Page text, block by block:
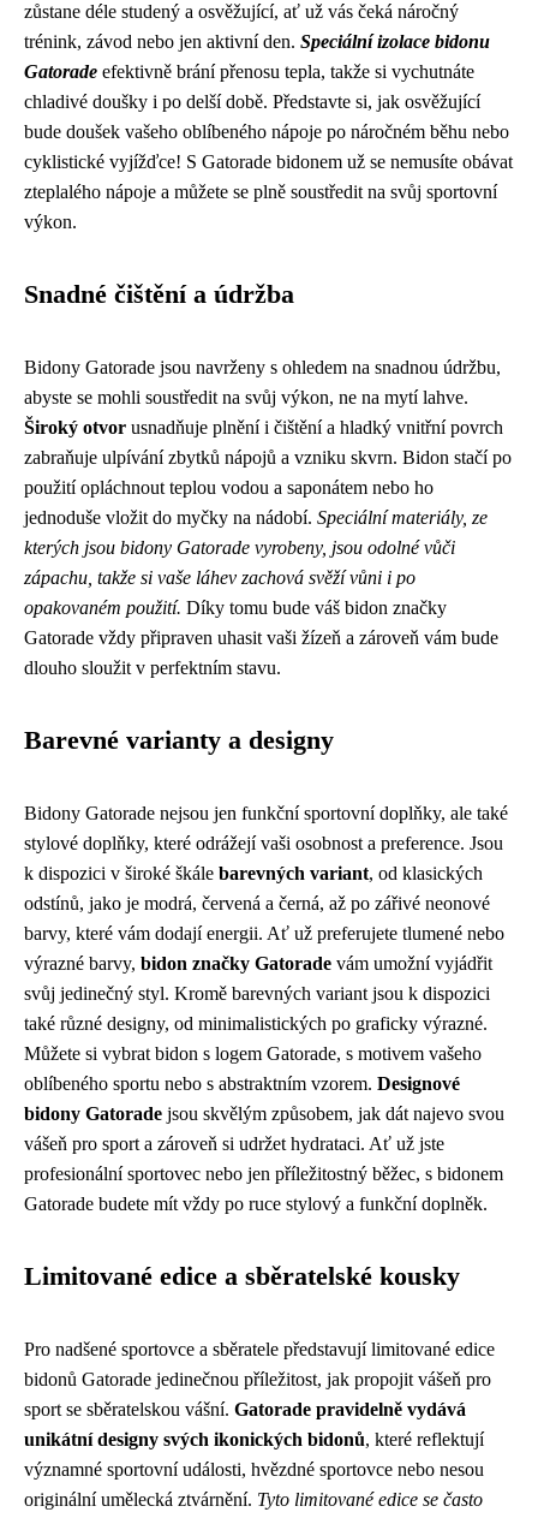
zůstane déle studený a osvěžující, ať už vás čeká náročný
trénink, závod nebo jen aktivní den. Speciální izolace bidonu
Gatorade efektivně brání přenosu tepla, takže si vychutnáte
chladivé doušky i po delší době. Představte si, jak osvěžující
bude doušek vašeho oblíbeného nápoje po náročném běhu nebo
cyklistické vyjížďce! S Gatorade bidonem už se nemusíte obávat
zteplalého nápoje a můžete se plně soustředit na svůj sportovní
výkon.
Snadné čištění a údržba
Bidony Gatorade jsou navrženy s ohledem na snadnou údržbu,
abyste se mohli soustředit na svůj výkon, ne na mytí lahve.
Široký otvor usnadňuje plnění i čištění a hladký vnitřní povrch
zabraňuje ulpívání zbytků nápojů a vzniku skvrn. Bidon stačí po
použití opláchnout teplou vodou a saponátem nebo ho
jednoduše vložit do myčky na nádobí. Speciální materiály, ze
kterých jsou bidony Gatorade vyrobeny, jsou odolné vůči
zápachu, takže si vaše láhev zachová svěží vůni i po
opakovaném použití. Díky tomu bude váš bidon značky
Gatorade vždy připraven uhasit vaši žízeň a zároveň vám bude
dlouho sloužit v perfektním stavu.
Barevné varianty a designy
Bidony Gatorade nejsou jen funkční sportovní doplňky, ale také
stylové doplňky, které odrážejí vaši osobnost a preference. Jsou
k dispozici v široké škále barevných variant, od klasických
odstínů, jako je modrá, červená a černá, až po zářivé neonové
barvy, které vám dodají energii. Ať už preferujete tlumené nebo
výrazné barvy, bidon značky Gatorade vám umožní vyjádřit
svůj jedinečný styl. Kromě barevných variant jsou k dispozici
také různé designy, od minimalistických po graficky výrazné.
Můžete si vybrat bidon s logem Gatorade, s motivem vašeho
oblíbeného sportu nebo s abstraktním vzorem. Designové
bidony Gatorade jsou skvělým způsobem, jak dát najevo svou
vášeň pro sport a zároveň si udržet hydrataci. Ať už jste
profesionální sportovec nebo jen příležitostný běžec, s bidonem
Gatorade budete mít vždy po ruce stylový a funkční doplněk.
Limitované edice a sběratelské kousky
Pro nadšené sportovce a sběratele představují limitované edice
bidonů Gatorade jedinečnou příležitost, jak propojit vášeň pro
sport se sběratelskou vášní. Gatorade pravidelně vydává
unikátní designy svých ikonických bidonů, které reflektují
významné sportovní události, hvězdné sportovce nebo nesou
originální umělecká ztvárnění. Tyto limitované edice se často